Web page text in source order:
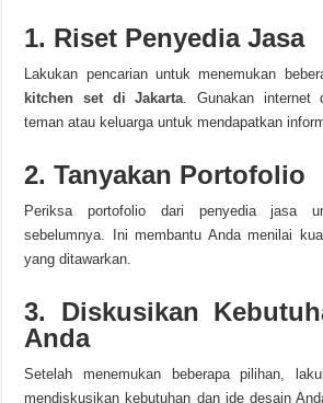
1. Riset Penyedia Jasa
Lakukan pencarian untuk menemukan
kitchen set di Jakarta. Gunakan internet
teman atau keluarga untuk mendapatkan
2. Tanyakan Portofolio
Periksa portofolio dari penyedia jasa
sebelumnya. Ini membantu Anda menilai
yang ditawarkan.
3. Diskusikan
Anda
Setelah menemukan beberapa pilihan,
mendiskusikan kebutuhan dan ide desain